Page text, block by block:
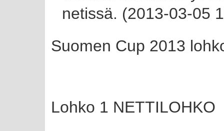
netissä. (2013-03-05
Suomen Cup 2013
Lohko 1 NETTILOHKO